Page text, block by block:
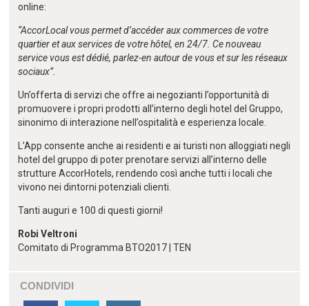
online:
“AccorLocal vous permet d’accéder aux commerces de votre
quartier et aux services de votre hôtel, en 24/7. Ce nouveau
service vous est dédié, parlez-en autour de vous et sur les réseaux
sociaux”.
Un’offerta di servizi che offre ai negozianti l’opportunità di
promuovere i propri prodotti all’interno degli hotel del Gruppo,
sinonimo di interazione nell’ospitalità e esperienza locale.
L’App consente anche ai residenti e ai turisti non alloggiati negli
hotel del gruppo di poter prenotare servizi all’interno delle
strutture AccorHotels, rendendo così anche tutti i locali che
vivono nei dintorni potenziali clienti.
Tanti auguri e 100 di questi giorni!
Robi Veltroni
Comitato di Programma BTO2017 | TEN
CONDIVIDI